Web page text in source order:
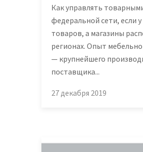
Как управлять
федеральной сети, если у
товаров, а магазины
регионах. Опыт
— крупнейшего
поставщика...
27 декабря 2019